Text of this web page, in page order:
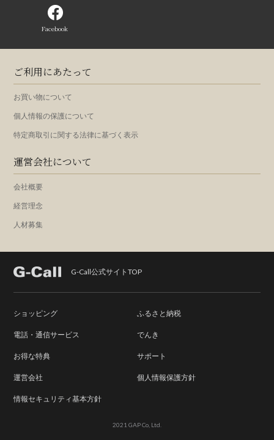
Facebook
ご利用にあたって
お買い物について
個人情報の保護について
特定商取引に関する法律に基づく表示
運営会社について
会社概要
経営理念
人材募集
G-Call公式サイトTOP
ショッピング ふるさと納税
電話・通信サービス でんき
お得な特典 サポート
運営会社 個人情報保護方針
情報セキュリティ基本方針
2021 GAP Co, Ltd.